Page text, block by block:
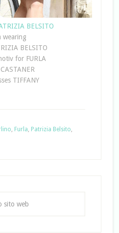
BELSITO
wearing
BELSITO
for FURLA
TIFFANY
Furla Patrizia Belsito